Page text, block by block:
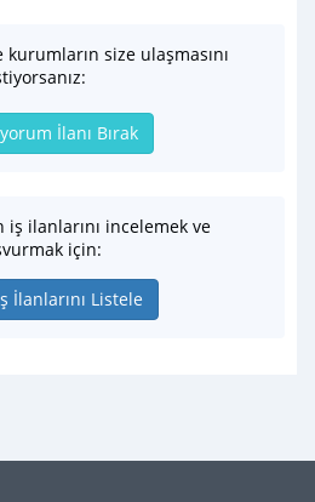
kurumların size ulaşmasını
İlanı Bırak
iş ilanlarını incelemek ve
için:
İlanlarını Listele